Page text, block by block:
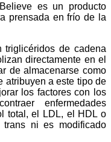
es un producto
prensada en frío de la
de cadena
directamente en el
de almacenarse como
atribuyen a este tipo de
los factores con los
enfermedades
total, el LDL, el HDL o
trans ni es modificado